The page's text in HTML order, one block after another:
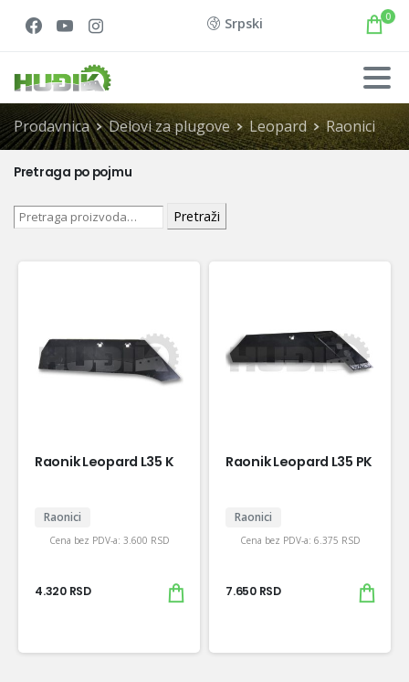
Srpski 0
Prodavnica Delovi za plugove Leopard Raonici
Raonik Leopard L35 K
Raonici
Cena bez PDV-a: 3.600 RSD
4.320 RSD
Raonik Leopard L35 PK
Raonici
Cena bez PDV-a: 6.375 RSD
7.650 RSD
Pretraga po pojmu
Pretraži